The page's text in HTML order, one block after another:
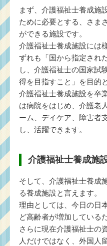
まず、介護福祉士養成施
ために必要とする、さま
ができる施設です。
介護福祉士養成施設には
ずれも「国から指定され
し、介護福祉士の国家試
得を目指すこと」を目的
介護福祉士養成施設を卒
は病院をはじめ、介護老
ーム、デイケア、障害者
し、活躍できます。
介護福祉士養成施
そして、介護福祉士養成
る養成施設と言えます。
理由としては、今日の日
ど高齢者が増加している
さらに現在介護福祉士の
人だけではなく、外国人